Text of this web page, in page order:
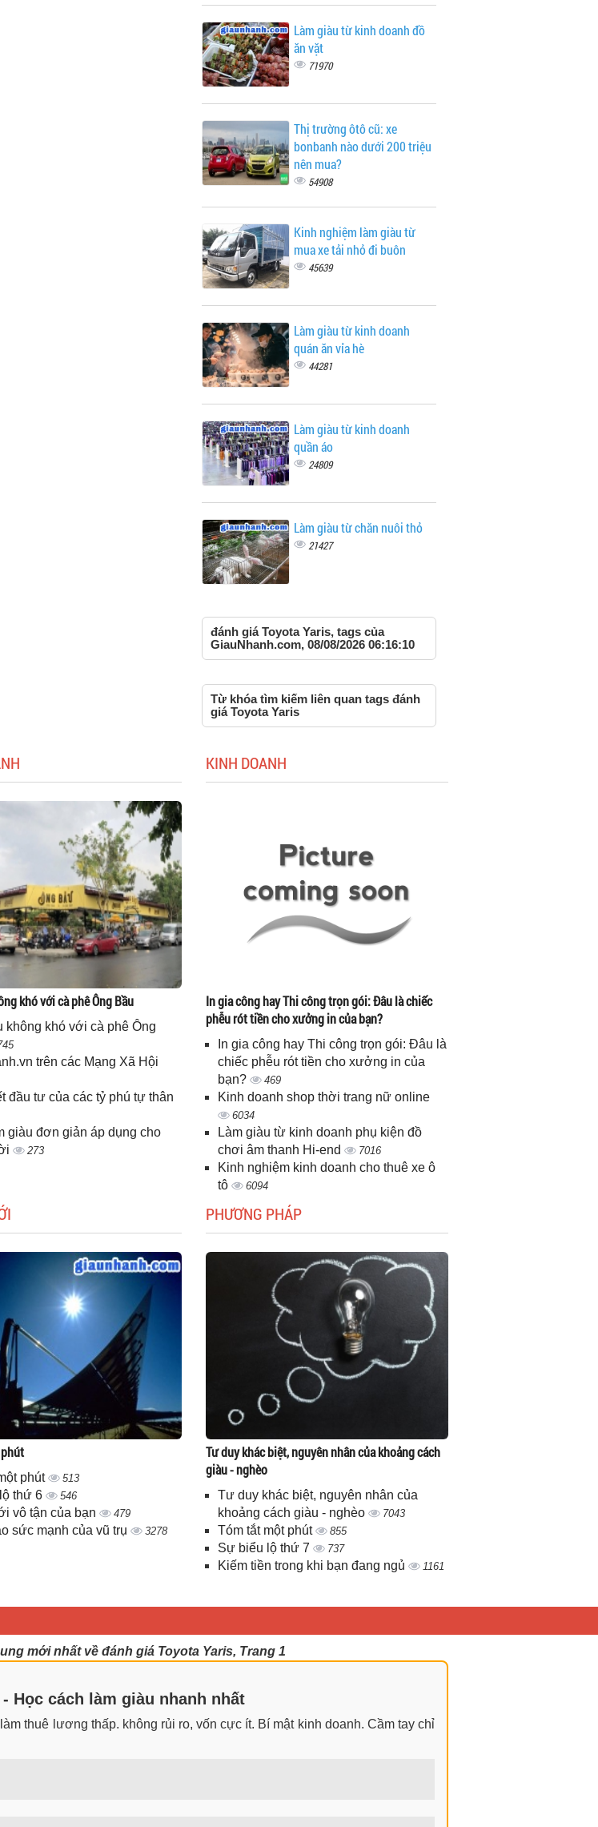
Làm giàu từ kinh doanh đồ
ăn vặt
71970
Thị trường ôtô cũ: xe
bonbanh nào dưới 200 triệu
nên mua?
54908
Kinh nghiệm làm giàu từ
mua xe tải nhỏ đi buôn
45639
Làm giàu từ kinh doanh
quán ăn vỉa hè
44281
Làm giàu từ kinh doanh
quần áo
24809
Làm giàu từ chăn nuôi thỏ
21427
đánh giá Toyota Yaris, tags của
GiauNhanh.com, 08/08/2026 06:16:10
Từ khóa tìm kiếm liên quan tags đánh
giá Toyota Yaris
khó với cà phê Ông Bầu
không khó với cà phê Ông
trên các Mạng Xã Hội
đầu tư của các tỷ phú tự thân
giàu đơn giản áp dụng cho
273
KINH DOANH
In gia công hay Thi công trọn gói: Đâu là chiếc
phễu rót tiền cho xưởng in của bạn?
In gia công hay Thi công trọn gói: Đâu là
chiếc phễu rót tiền cho xưởng in của
bạn?
469
Kinh doanh shop thời trang nữ online
6034
Làm giàu từ kinh doanh phụ kiện đồ
chơi âm thanh Hi-end
7016
Kinh nghiệm kinh doanh cho thuê xe ô
tô
6094
phút 513
thứ 6 546
vô tận của bạn 479
sức mạnh của vũ trụ 3278
PHƯƠNG PHÁP
Tư duy khác biệt, nguyên nhân của khoảng cách
giàu - nghèo
Tư duy khác biệt, nguyên nhân của
khoảng cách giàu - nghèo
7043
Tóm tắt một phút 855
Sự biểu lộ thứ 7 737
Kiếm tiền trong khi bạn đang ngủ 1161
mới nhất về đánh giá Toyota Yaris, Trang 1
- Học cách làm giàu nhanh nhất
thuê lương thấp. không rủi ro, vốn cực ít. Bí mật kinh doanh. Cầm tay chỉ